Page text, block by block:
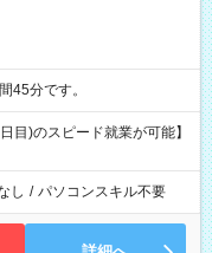
時間45分です。
目)のスピード就業が可能】
し / パソコンスキル不要